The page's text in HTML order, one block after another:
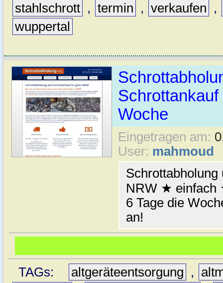
stahlschrott , termin , verkaufen
,
wuppertal
Schrottankauf
Woche
Eingetragen am:
User: mahmoud
Schrottabholung
NRW ★
6 Tage die
an!
TAGs: altgeräteentsorgung ,